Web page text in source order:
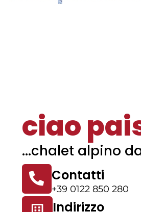
ciao
...chalet alpino
Contatti
+39 0122 850 280
Indirizzo